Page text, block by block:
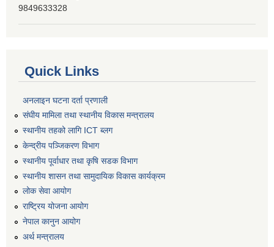
9849633328
Quick Links
अनलाइन घटना दर्ता प्रणाली
संघीय मामिला तथा स्थानीय विकास मन्त्रालय
स्थानीय तहको लागि ICT ब्लग
केन्द्रीय पञ्जिकरण विभाग
स्थानीय पूर्वाधार तथा कृषि सडक विभाग
स्थानीय शासन तथा सामुदायिक विकास कार्यक्रम
लोक सेवा आयोग
राष्ट्रिय योजना आयोग
नेपाल कानुन आयोग
अर्थ मन्त्रालय